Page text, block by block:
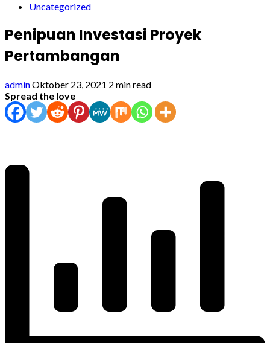
Uncategorized
Penipuan Investasi Proyek
Pertambangan
adminOktober 23, 2021 2 min read
Spread the love